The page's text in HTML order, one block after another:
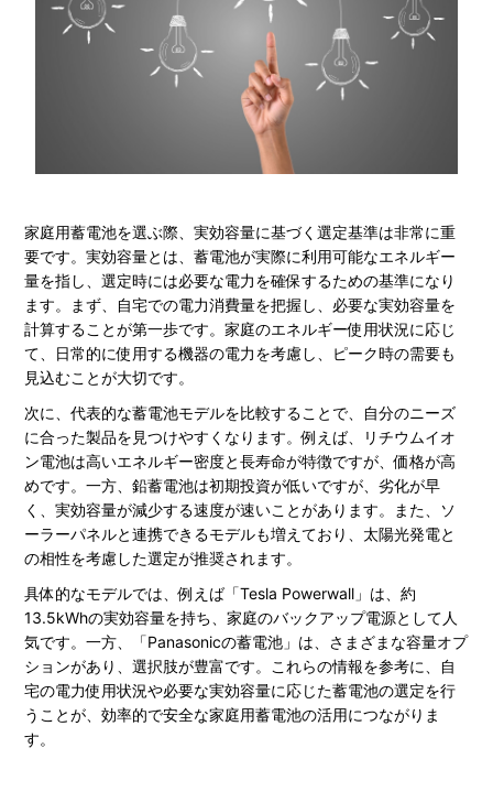
家庭用蓄電池を選ぶ際、実効容量に基づく選定基準は非常に重
要です。実効容量とは、蓄電池が実際に利用可能なエネルギー
量を指し、選定時には必要な電力を確保するための基準になり
ます。まず、自宅での電力消費量を把握し、必要な実効容量を
計算することが第一歩です。家庭のエネルギー使用状況に応じ
て、日常的に使用する機器の電力を考慮し、ピーク時の需要も
見込むことが大切です。
次に、代表的な蓄電池モデルを比較することで、自分のニーズ
に合った製品を見つけやすくなります。例えば、リチウムイオ
ン電池は高いエネルギー密度と長寿命が特徴ですが、価格が高
めです。一方、鉛蓄電池は初期投資が低いですが、劣化が早
く、実効容量が減少する速度が速いことがあります。また、ソ
ーラーパネルと連携できるモデルも増えており、太陽光発電と
の相性を考慮した選定が推奨されます。
具体的なモデルでは、例えば「Tesla Powerwall」は、約
13.5kWhの実効容量を持ち、家庭のバックアップ電源として人
気です。一方、「Panasonicの蓄電池」は、さまざまな容量オプ
ションがあり、選択肢が豊富です。これらの情報を参考に、自
宅の電力使用状況や必要な実効容量に応じた蓄電池の選定を行
うことが、効率的で安全な家庭用蓄電池の活用につながりま
す。